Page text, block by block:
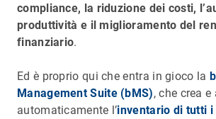
compliance, la riduzione dei costi,
produttività e il miglioramento del
finanziario.
Ed è proprio qui che entra in gioco la
Management Suite (bMS), che crea
automaticamente l’inventario di tutti i